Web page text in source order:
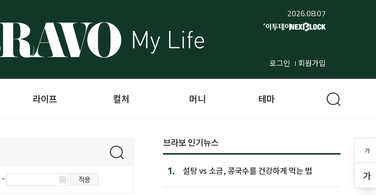
2026.08.07
로그인 회원가입
가
가
라이프 컬처 머니 테마
~ 적용
브라보 인기뉴스
1. 설탕 vs 소금, 콩국수를 건강하게 먹는 법